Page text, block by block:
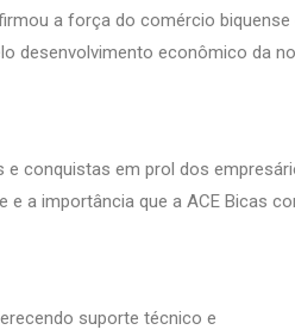
a força do comércio biquense
desenvolvimento econômico da
e conquistas em prol dos
a importância que a ACE Bicas
suporte técnico e